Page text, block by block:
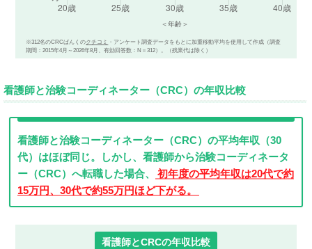
※312名のCRCばんくのクチコミ ・アンケート調査データをもとに加重移動平均を使用して作成（調査
期間：2015年4月～2026年8月、有効回答数：N＝312）。（残業代は除く）
看護師と治験コーディネーター（CRC）の年収比較
看護師と治験コーディネーター（CRC）の平均年収（30
代）はほぼ同じ。しかし、看護師から治験コーディネータ
ー（CRC）へ転職した場合、
初年度の平均年収は20代で約
15万円、30代で約55万円ほど下がる。
看護師とCRCの年収比較